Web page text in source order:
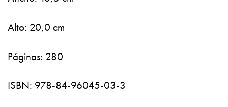
Alto: 20,0 cm
Páginas: 280
ISBN: 978-84-96045-03-3